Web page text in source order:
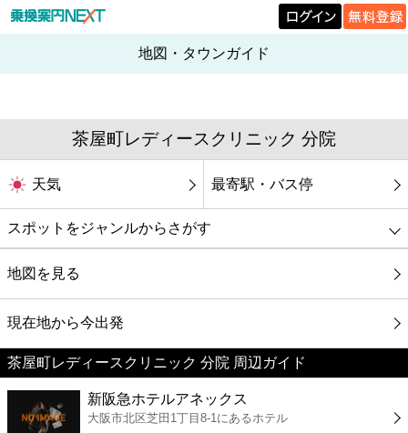
地図・タウンガイド
茶屋町レディースクリニック 分院
天気 最寄駅・バス停
スポットをジャンルからさがす
グルメ
映画
美容
コンビニ
地図を見る
現在地から今出発
茶屋町レディースクリニック 分院 周辺ガイド
新阪急ホテルアネックス
大阪市北区芝田1丁目8-1にあるホテル